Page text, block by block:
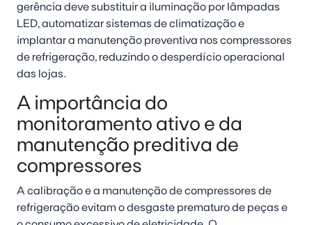
gerência deve substituir a iluminação por lâmpadas
LED, automatizar sistemas de climatização e
implantar a manutenção preventiva nos compressores
de refrigeração, reduzindo o desperdício operacional
das lojas.
A importância do
monitoramento ativo e da
manutenção preditiva de
compressores
A calibração e a manutenção de compressores de
refrigeração evitam o desgaste prematuro de peças e